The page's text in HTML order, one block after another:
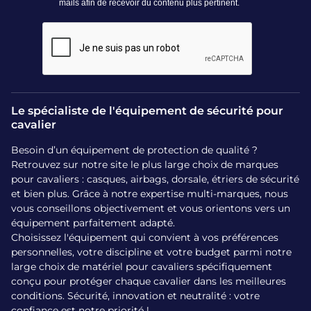
aisément lorsqu’il est vide afin de se glisser
dans votre casier, vos bagages ou votre
Pour qui le sac à casque
armet - flex on a-t-il été
conçu ?
Ce sac s’adresse à toutes les cavalières et à tous les
cavaliers exigeants pour qui l’état du casque ne doit
jamais être compromis. Il répond aux besoins de
transport lors des concours, stages, déplacements
et concours complet, ainsi qu’au quotidien dans le
vestiaire des écuries. Il est idéal pour :
Les cavaliers soucieux de la durabilité de leur
Le spécialiste de l'équipement de sécurité pour
cavalier
Besoin d’un équipement de protection de qualité ?
Retrouvez sur notre site le plus large choix de marques
pour cavaliers : casques, airbags, dorsale, étriers de sécurité
et bien plus. Grâce à notre expertise multi-marques, nous
vous conseillons objectivement et vous orientons vers un
équipement parfaitement adapté.
Choisissez l'équipement qui convient à vos préférences
personnelles, votre discipline et votre budget parmi notre
large choix de matériel pour cavaliers spécifiquement
conçu pour protéger chaque cavalier dans les meilleures
conditions. Sécurité, innovation et neutralité : votre